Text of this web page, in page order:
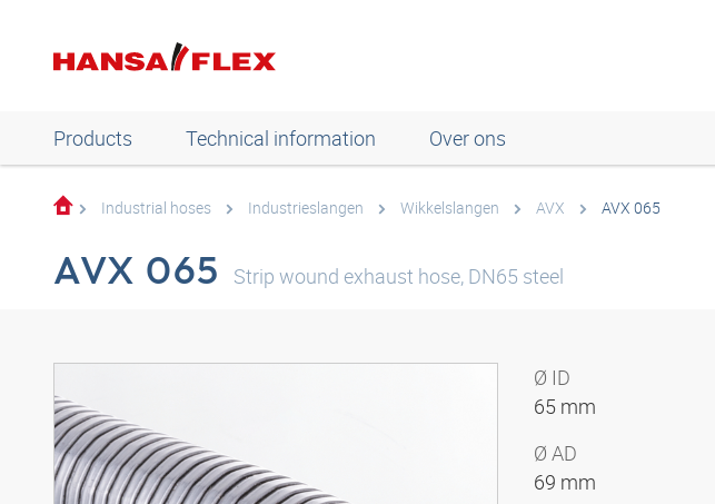
Products Technical information Over ons
Industrial hoses Industrieslangen Wikkelslangen AVX AVX 065
AVX 065 Strip wound exhaust hose, DN65 steel
Ø ID
65 mm
Ø AD
69 mm